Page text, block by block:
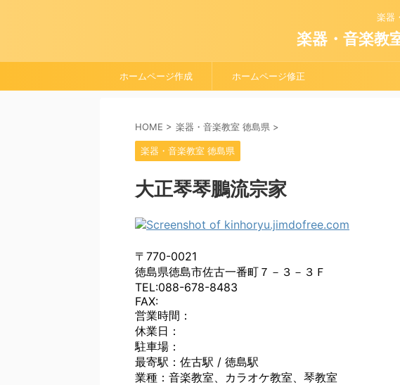
楽器
楽器・音楽教
ホームページ作成 ホームページ修正
HOME > 楽器・音楽教室 徳島県 >
楽器・音楽教室 徳島県
大正琴琴鵬流宗家
〒770-0021
徳島県徳島市佐古一番町７－３－３Ｆ
TEL:088-678-8483
FAX:
営業時間：
休業日：
駐車場：
最寄駅：佐古駅 / 徳島駅
業種：音楽教室、カラオケ教室、琴教室